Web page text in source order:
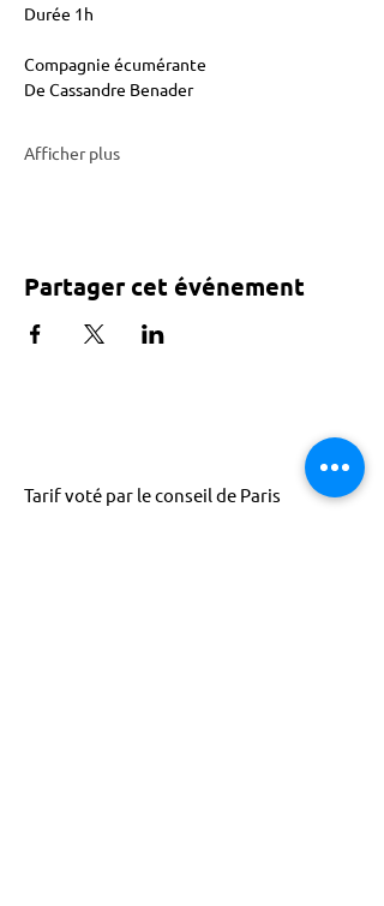
Durée 1h
Compagnie écumérante
De Cassandre Benader
Afficher plus
Partager cet événement
Tarif voté par le conseil de Paris